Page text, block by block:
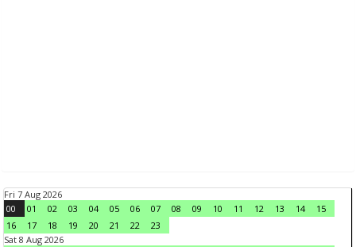
Fri 7 Aug 2026
00
01 02 03 04 05 06 07 08 09 10 11 12 13 14
15
16
17 18 19 20 21 22
23
Sat 8 Aug 2026